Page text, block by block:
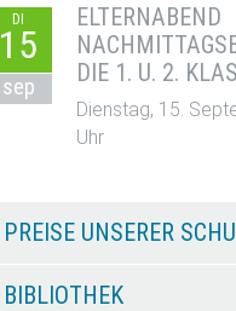
DI
15
sep
ELTERNABEND
DIE 1. U. 2.
Dienstag, 15.
Uhr
PREISE UNSERER
BIBLIOTHEK